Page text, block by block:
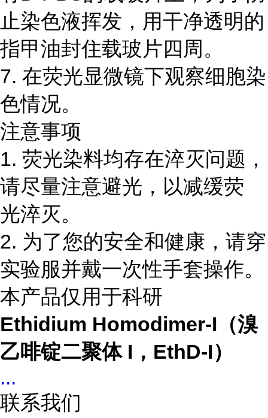
止染色液挥发，用干净透明的
指甲油封住载玻片四周。
7. 在荧光显微镜下观察细胞染
色情况。
注意事项
1. 荧光染料均存在淬灭问题，
请尽量注意避光，以减缓荧
光淬灭。
2. 为了您的安全和健康，请穿
实验服并戴一次性手套操作。
本产品仅用于科研
Ethidium Homodimer-I（溴
乙啡锭二聚体 I，EthD-I）
...
联系我们